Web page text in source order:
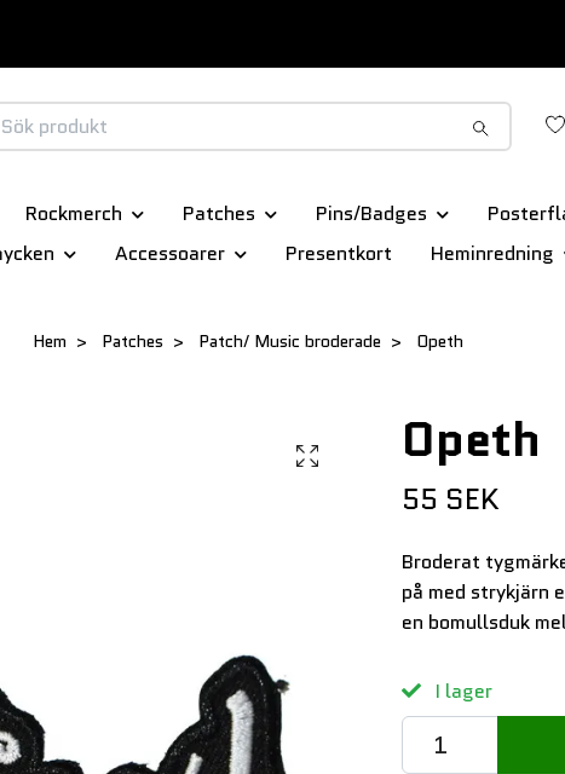
Rockmerch Patches Pins/Badges
Accessoarer Presentkort Heminredning
Hem Patches Patch/ Music broderade Opeth
Opeth
55 SEK
Broderat
på med strykjärn
en bomullsduk
I lager